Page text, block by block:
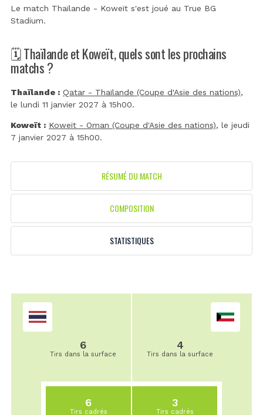
Le match Thaïlande - Koweït s'est joué au True BG
Stadium.
🗓️ Thaïlande et Koweït, quels sont les prochains
matchs ?
Thaïlande : Qatar - Thaïlande (Coupe d'Asie des nations),
le lundi 11 janvier 2027 à 15h00.
Koweït : Koweït - Oman (Coupe d'Asie des nations), le jeudi
7 janvier 2027 à 15h00.
RÉSUMÉ DU MATCH
COMPOSITION
STATISTIQUES
6
Tirs dans la surface
6
Tirs cadrés
4
Tirs dans la surface
3
Tirs cadrés